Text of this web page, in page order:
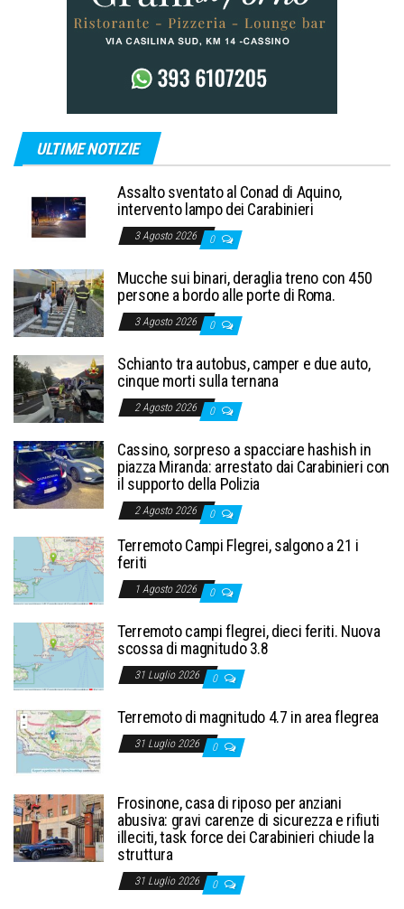
ULTIME NOTIZIE
Assalto sventato al Conad di Aquino,
intervento lampo dei Carabinieri
3 Agosto 2026 0
Mucche sui binari, deraglia treno con 450
persone a bordo alle porte di Roma.
3 Agosto 2026 0
Schianto tra autobus, camper e due auto,
cinque morti sulla ternana
2 Agosto 2026 0
Cassino, sorpreso a spacciare hashish in
piazza Miranda: arrestato dai Carabinieri con
il supporto della Polizia
2 Agosto 2026 0
Terremoto Campi Flegrei, salgono a 21 i
feriti
1 Agosto 2026 0
Terremoto campi flegrei, dieci feriti. Nuova
scossa di magnitudo 3.8
31 Luglio 2026 0
Terremoto di magnitudo 4.7 in area flegrea
31 Luglio 2026 0
Frosinone, casa di riposo per anziani
abusiva: gravi carenze di sicurezza e rifiuti
illeciti, task force dei Carabinieri chiude la
struttura
31 Luglio 2026 0